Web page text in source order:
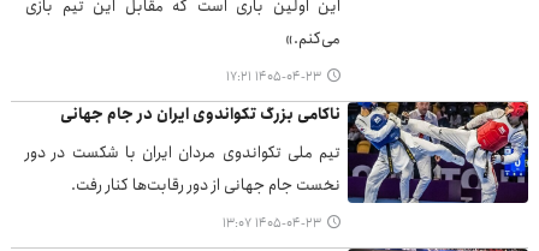
این اولین باری است که مقابل این تیم بازی
می‌کنم.»
۱۴۰۵-۰۴-۲۳ ۱۷:۲۱
ناکامی بزرگ تکواندوی ایران در جام جهانی
تیم ملی تکواندوی مردان ایران با شکست در دور
نخست جام جهانی از دور رقابت‌ها کنار رفت.
۱۴۰۵-۰۴-۲۳ ۱۳:۰۷